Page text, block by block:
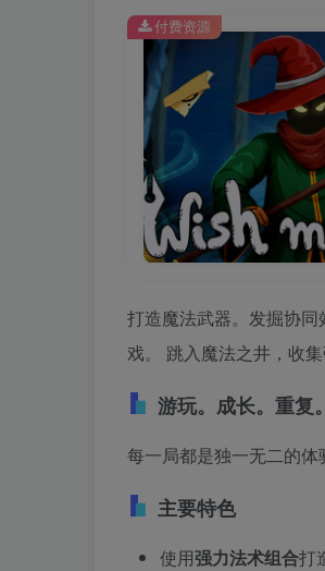
付费资源
打造魔法武器。发掘协
戏。 跳入魔法之井，收
游玩。成长。重复。
每一局都是独一无二的体
主要特色
使用强力法术组合打